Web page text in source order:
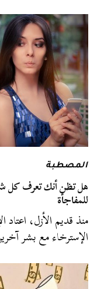
المصطبة
هل تظن أنك تعرف كل
للمفاجأة
منذ قديم الأزل،
الإسترخاء مع بشر